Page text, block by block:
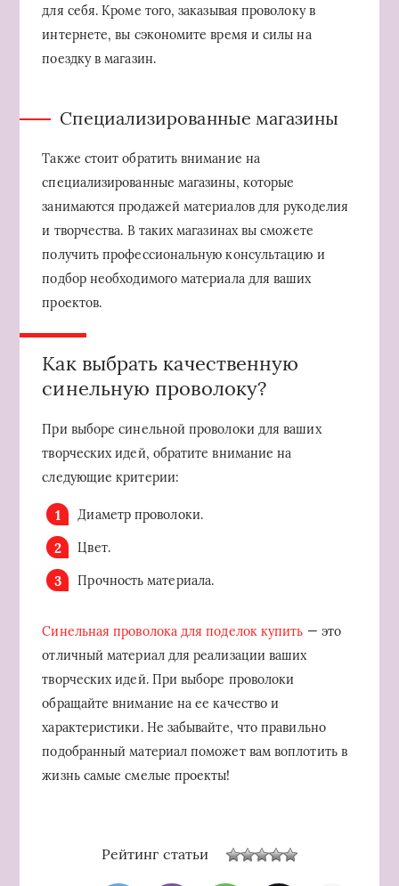
для себя. Кроме того, заказывая проволоку в
интернете, вы сэкономите время и силы на
поездку в магазин.
Специализированные магазины
Также стоит обратить внимание на
специализированные магазины, которые
занимаются продажей материалов для рукоделия
и творчества. В таких магазинах вы сможете
получить профессиональную консультацию и
подбор необходимого материала для ваших
проектов.
Как выбрать качественную
синельную проволоку?
При выборе синельной проволоки для ваших
творческих идей, обратите внимание на
следующие критерии:
Диаметр проволоки.
Цвет.
Прочность материала.
Синельная проволока для поделок купить — это
отличный материал для реализации ваших
творческих идей. При выборе проволоки
обращайте внимание на ее качество и
характеристики. Не забывайте, что правильно
подобранный материал поможет вам воплотить в
жизнь самые смелые проекты!
Рейтинг статьи